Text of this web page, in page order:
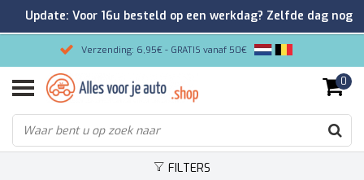
Verzending: 6,95€ - GRATIS vanaf 50€
Gemakkelijk bestellen/Veilig betalen
9.2/10 Klantenrating via Kiyoh!
0
FILTERS
Update: Voor 16u besteld op een werkdag? Zelfde dag nog
verzonden!